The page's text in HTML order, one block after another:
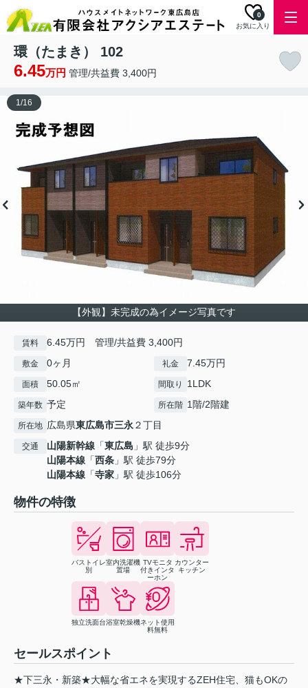
お気に入り
0
環（たまき） 102
6.45万円 管理/共益費 3,400円
【外観】未完成の為イメージ写真です
1/16
賃料 6.45万円 管理/共益費 3,400円
敷金 0ヶ月 礼金 7.45万円
面積 50.05㎡ 間取り 1LDK
築年数 予定 所在階 1階/2階建
所在地 広島県東広島市三永２丁目
交通 山陽新幹線 「東広島 」駅 徒歩9分
山陽本線 「西条 」駅 徒歩79分
山陽本線 「寺家 」駅 徒歩106分
物件の特徴
バストイレ
別
室内洗濯機
置場
TVモニタ
付きインタ
ーホン
カウンター
キッチン
独立洗面台浴室乾燥機ネット使用
料無料
セールスポイント
★下三永・新築★大幅な省エネを実現するZEH住宅、猫もOKの